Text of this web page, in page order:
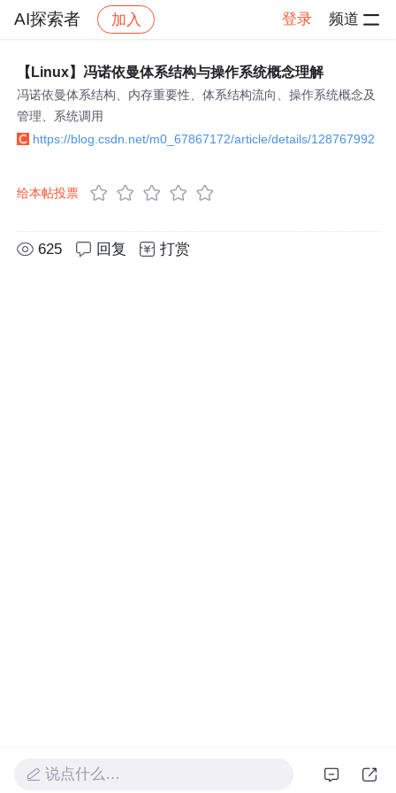
AI探索者 加入 登录 频道
社区 AI探索者 帖子详情
【Linux】冯诺依曼体系结构与操作系统概念理解
冯诺依曼体系结构、内存重要性、体系结构流向、操作系统概念及
管理、系统调用
https://blog.csdn.net/m0_67867172/article/details/128767992
给本帖投票
625 回复 打赏
说点什么…